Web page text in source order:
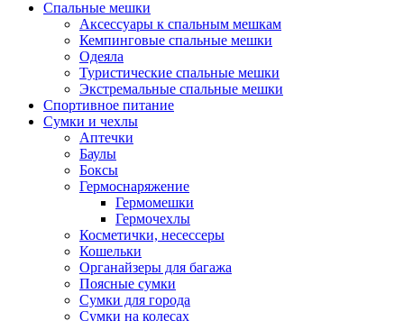
Спальные мешки
Аксессуары к спальным мешкам
Кемпинговые спальные мешки
Одеяла
Туристические спальные мешки
Экстремальные спальные мешки
Спортивное питание
Сумки и чехлы
Аптечки
Баулы
Боксы
Гермоснаряжение
Гермомешки
Гермочехлы
Косметички, несессеры
Кошельки
Органайзеры для багажа
Поясные сумки
Сумки для города
Сумки на колесах